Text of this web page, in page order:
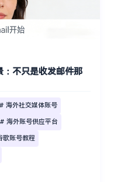
不只是收发邮件那
# 海外社交媒体账号
# 海外账号供应平台
歌账号教程